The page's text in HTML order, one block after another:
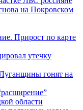
на Покровском
Прирост по карте
утечку
гонят на
области